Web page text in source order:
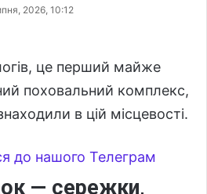
2026, 10:12
це перший майже
поховальний комплекс,
в цій місцевості.
до нашого Телеграм
— сережки,